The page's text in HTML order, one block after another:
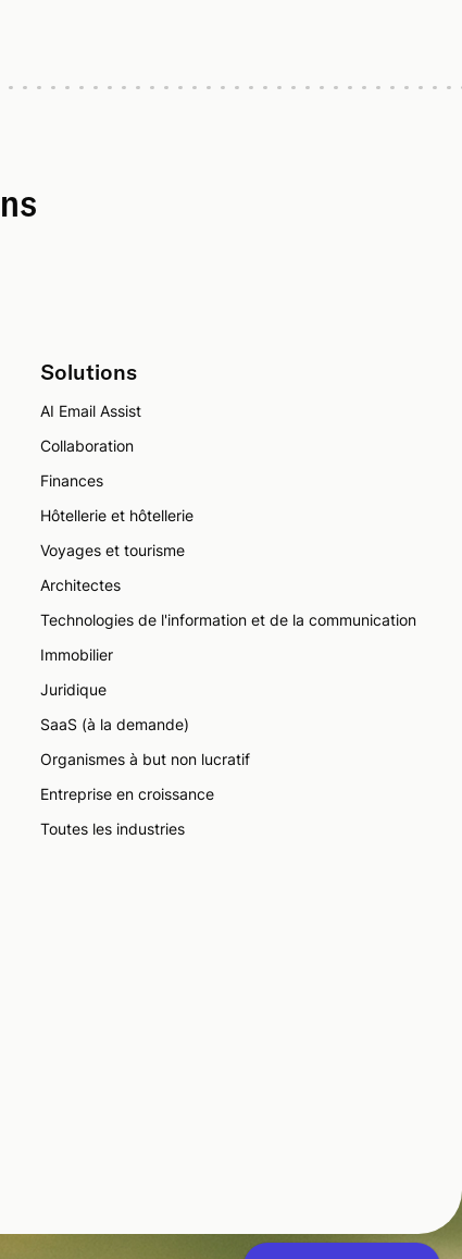
Solutions
AI Email Assist
Collaboration
Finances
Hôtellerie et hôtellerie
Voyages et tourisme
Architectes
Technologies de l'information et de la communication
Immobilier
Juridique
SaaS (à la demande)
Organismes à but non lucratif
Entreprise en croissance
Toutes les industries